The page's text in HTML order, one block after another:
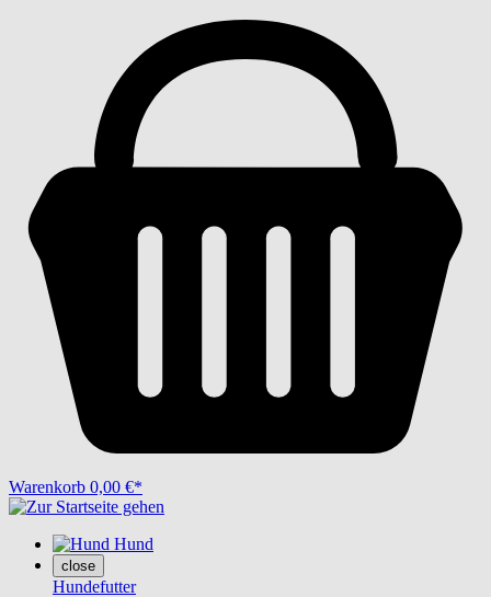
Warenkorb 0,00 €*
Hund
close
Hundefutter